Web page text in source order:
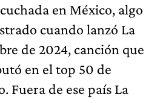
en México, algo
cuando lanzó La
de 2024, canción que
en el top 50 de
Fuera de ese país La